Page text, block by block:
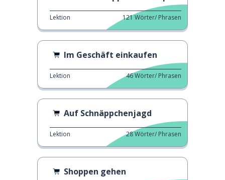
Lektion 121Wörter/ Phrasen
Im Geschäft einkaufen
Lektion 46Wörter/ Phrasen
Auf Schnäppchenjagd
Lektion 28Wörter/ Phrasen
Shoppen gehen